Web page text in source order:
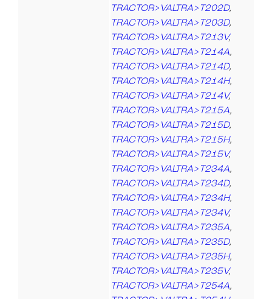
TRACTOR>VALTRA>T202D,
TRACTOR>VALTRA>T203D,
TRACTOR>VALTRA>T213V,
TRACTOR>VALTRA>T214A,
TRACTOR>VALTRA>T214D,
TRACTOR>VALTRA>T214H,
TRACTOR>VALTRA>T214V,
TRACTOR>VALTRA>T215A,
TRACTOR>VALTRA>T215D,
TRACTOR>VALTRA>T215H,
TRACTOR>VALTRA>T215V,
TRACTOR>VALTRA>T234A,
TRACTOR>VALTRA>T234D,
TRACTOR>VALTRA>T234H,
TRACTOR>VALTRA>T234V,
TRACTOR>VALTRA>T235A,
TRACTOR>VALTRA>T235D,
TRACTOR>VALTRA>T235H,
TRACTOR>VALTRA>T235V,
TRACTOR>VALTRA>T254A,